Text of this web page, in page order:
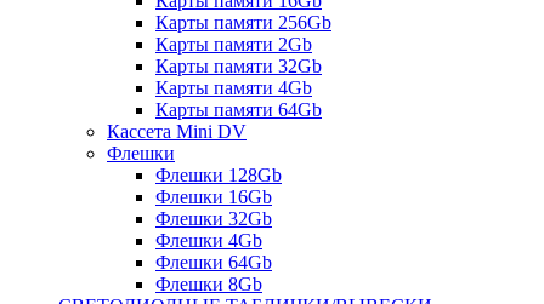
Карты памяти 256Gb
Карты памяти 2Gb
Карты памяти 32Gb
Карты памяти 4Gb
Карты памяти 64Gb
Кассета Mini DV
Флешки
Флешки 128Gb
Флешки 16Gb
Флешки 32Gb
Флешки 4Gb
Флешки 64Gb
Флешки 8Gb